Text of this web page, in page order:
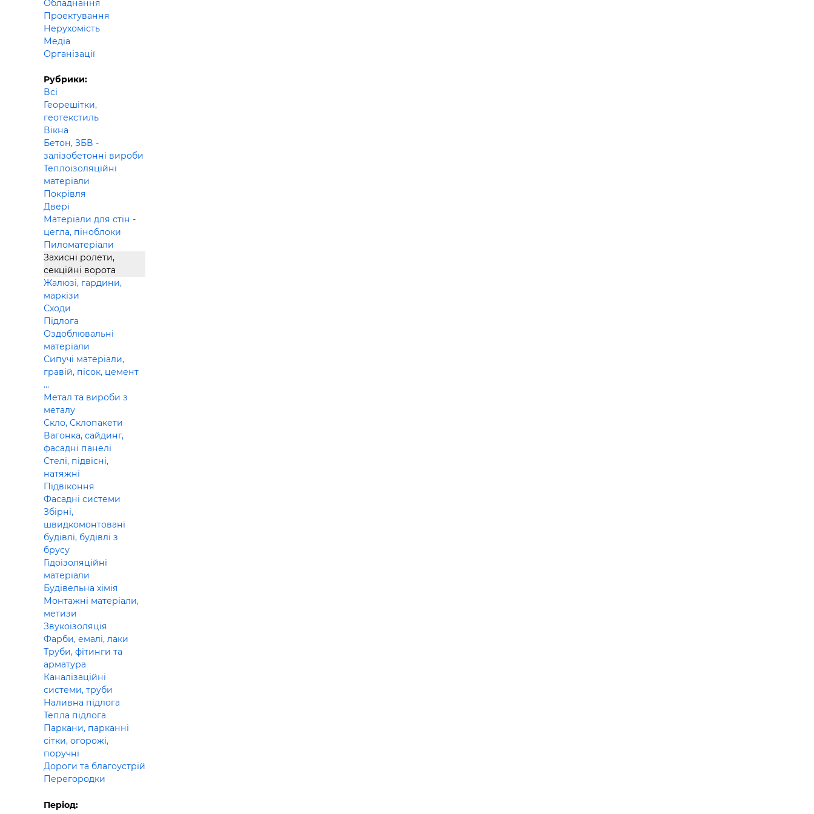
Обладнання
Проектування
Нерухомість
Медіа
Організації
Рубрики:
Всі
Георешітки,
геотекстиль
Вікна
Бетон, ЗБВ -
залізобетонні вироби
Теплоізоляційні
матеріали
Покрівля
Двері
Матеріали для стін -
цегла, піноблоки
Пиломатеріали
Захисні ролети,
секційні ворота
Жалюзі, гардини,
маркізи
Сходи
Підлога
Оздоблювальні
матеріали
Сипучі матеріали,
гравій, пісок, цемент
...
Метал та вироби з
металу
Скло, Склопакети
Вагонка, сайдинг,
фасадні панелі
Стелі, підвісні,
натяжні
Підвіконня
Фасадні системи
Збірні,
швидкомонтовані
будівлі, будівлі з
брусу
Гідоізоляційні
матеріали
Будівельна хімія
Монтажні матеріали,
метизи
Звукоізоляція
Фарби, емалі, лаки
Труби, фітинги та
арматура
Каналізаційні
системи, труби
Наливна підлога
Тепла підлога
Паркани, парканні
сітки, огорожі,
поручні
Дороги та благоустрій
Перегородки
Період: